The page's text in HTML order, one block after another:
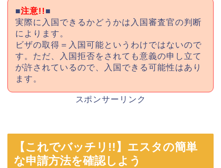
■注意!! ■
実際に入国できるかどうかは入国審査官の判断
によります。
ビザの取得＝入国可能というわけではないので
す。ただ、入国拒否をされても意義の申し立て
が許されているので、入国できる可能性はあり
ます。
スポンサーリンク
【これでバッチリ!!】エスタの簡単
な申請方法を確認しよう